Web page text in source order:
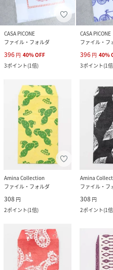
CASA PICONE
ファイル・フォルダ
396 円 40%OFF
3ポイント(1倍)
CASA PICONE
ファイル・フ
396 円 40%
3ポイント(1倍
Amina Collection
ファイル・フォルダ
308 円
2ポイント(1倍)
Amina
ファイル・フ
308 円
2ポイント(1倍